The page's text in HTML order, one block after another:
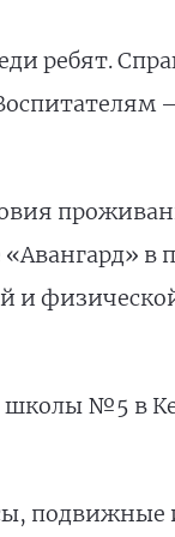
ребят.
в
и
школы №5 в
подвижные